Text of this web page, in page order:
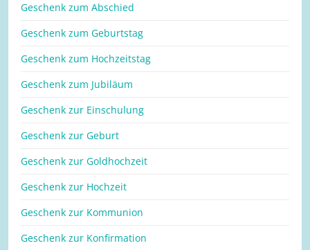
Geschenk zum Abschied
Geschenk zum Geburtstag
Geschenk zum Hochzeitstag
Geschenk zum Jubiläum
Geschenk zur Einschulung
Geschenk zur Geburt
Geschenk zur Goldhochzeit
Geschenk zur Hochzeit
Geschenk zur Kommunion
Geschenk zur Konfirmation